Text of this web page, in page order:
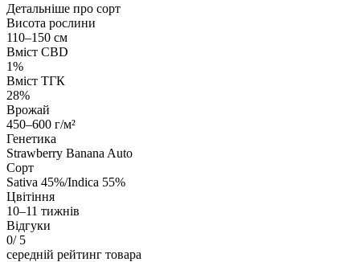
Детальніше про сорт
Висота рослини
110–150 см
Вміст CBD
1%
Вміст ТГК
28%
Врожай
450–600 г/м²
Генетика
Strawberry Banana Auto
Сорт
Sativa 45%/Indica 55%
Цвітіння
10–11 тижнів
Відгуки
0/ 5
середній рейтинг товара